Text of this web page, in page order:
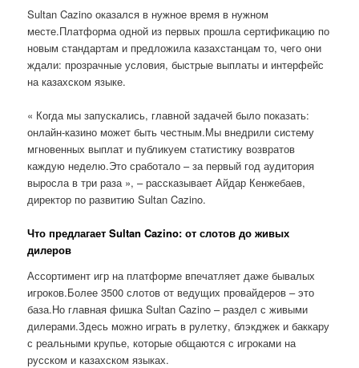
Sultan Cazino оказался в нужное время в нужном
месте.Платформа одной из первых прошла сертификацию по
новым стандартам и предложила казахстанцам то, чего они
ждали: прозрачные условия, быстрые выплаты и интерфейс
на казахском языке.
« Когда мы запускались, главной задачей было показать:
онлайн-казино может быть честным.Мы внедрили систему
мгновенных выплат и публикуем статистику возвратов
каждую неделю.Это сработало – за первый год аудитория
выросла в три раза », – рассказывает Айдар Кенжебаев,
директор по развитию Sultan Cazino.
Что предлагает Sultan Cazino: от слотов до живых
дилеров
Ассортимент игр на платформе впечатляет даже бывалых
игроков.Более 3500 слотов от ведущих провайдеров – это
база.Но главная фишка Sultan Cazino – раздел с живыми
дилерами.Здесь можно играть в рулетку, блэкджек и баккару
с реальными крупье, которые общаются с игроками на
русском и казахском языках.